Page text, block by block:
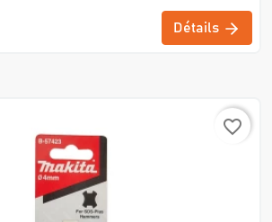
Détails
favorite_border